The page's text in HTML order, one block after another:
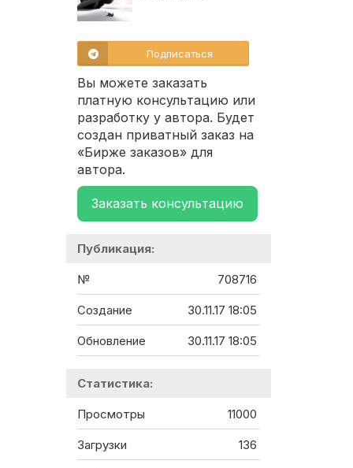
Подписаться
Вы можете заказать
платную консультацию или
разработку у автора. Будет
создан приватный заказ на
«Бирже заказов» для
автора.
Заказать консультацию
Публикация:
№ 708716
Создание 30.11.17 18:05
Обновление 30.11.17 18:05
Статистика:
Просмотры 11000
Загрузки 136